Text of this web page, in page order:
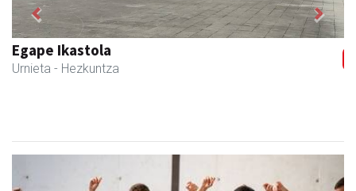
Egape Ikastola
Urnieta - Hezkuntza
Previous Next